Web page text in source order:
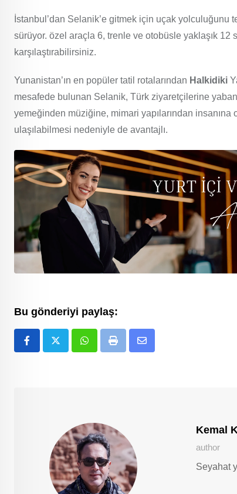
İstanbul’dan Selanik’e gitmek için uçak yolculuğunu
sürüyor. özel araçla 6, trenle ve otobüsle yaklaşık
karşılaştırabilirsiniz.
Yunanistan’ın en popüler tatil rotalarından Halkidiki
mesafede bulunan Selanik, Türk ziyaretçilerine
yemeğinden müziğine, mimari yapılarından insanına
ulaşılabilmesi nedeniyle de avantajlı.
Bu gönderiyi paylaş:
Whatsapp
Print
Kemal
author
Seyahat